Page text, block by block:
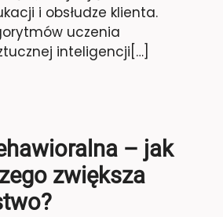
i obsłudze klienta.
uczenia
inteligencji[…]
– jak
zwiększa